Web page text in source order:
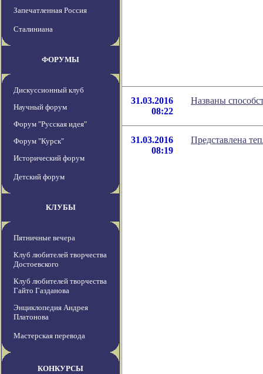
Запечатленная Россия
Сталиниана
ФОРУМЫ
Дискуссионный клуб
Научный форум
Форум "Русская идея"
Форум "Курск"
Исторический форум
Детский форум
КЛУБЫ
Пятничные вечера
Клуб любителей творчества
Достоевского
Клуб любителей творчества
Гайто Газданова
Энциклопедия Андрея
Платонова
Мастерская перевода
КОНКУРСЫ
31.03.2016
08:22
Названы
31.03.2016
08:19
Представлена